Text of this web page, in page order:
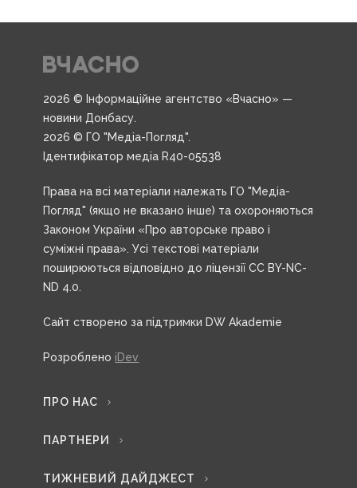
2026 © Інформаційне агентство «Вчасно» —
новини Донбасу.
2026 © ГО "Медіа-Погляд".
Ідентифікатор медіа R40-05538
Права на всі матеріали належать ГО "Медіа-
Погляд" (якщо не вказано інше) та охороняються
Законом України «Про авторське право і
суміжні права». Усі текстові матеріали
поширюються відповідно до ліцензії CC BY-NC-
ND 4.0.
Сайт створено за підтримки DW Akademie
Розроблено iDev
ПРО НАС
ПАРТНЕРИ
ТИЖНЕВИЙ ДАЙДЖЕСТ